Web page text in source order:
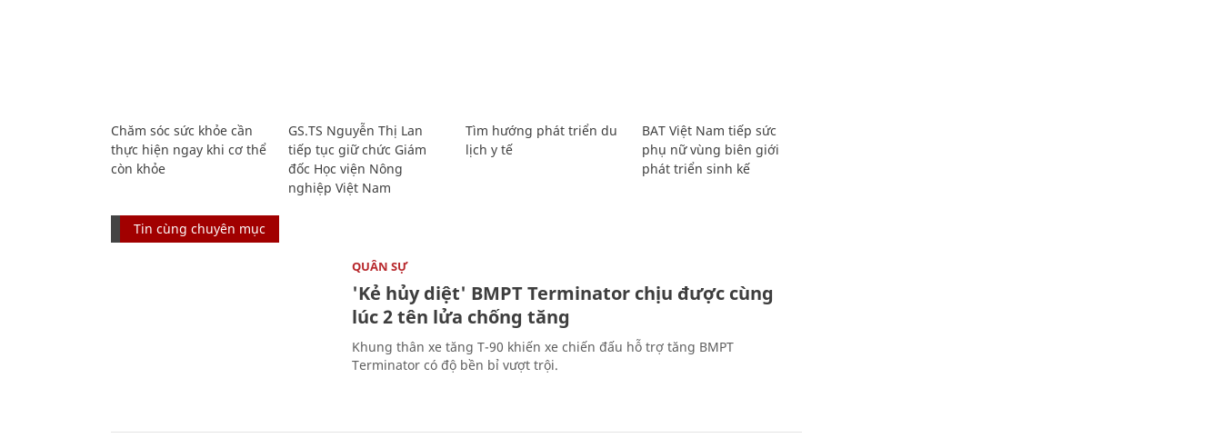
Chăm sóc sức khỏe cần
thực hiện ngay khi cơ thể
còn khỏe
GS.TS Nguyễn Thị Lan
tiếp tục giữ chức Giám
đốc Học viện Nông
nghiệp Việt Nam
Tìm hướng phát triển du
lịch y tế
BAT Việt Nam tiếp sức
phụ nữ vùng biên giới
phát triển sinh kế
Tin cùng chuyên mục
QUÂN SỰ
'Kẻ hủy diệt' BMPT Terminator chịu được cùng
lúc 2 tên lửa chống tăng
Khung thân xe tăng T-90 khiến xe chiến đấu hỗ trợ tăng BMPT
Terminator có độ bền bỉ vượt trội.